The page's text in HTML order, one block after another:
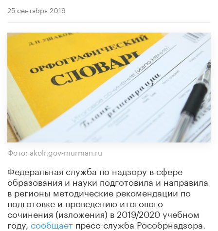
25 сентября 2019
Фото: akolr.gov-murman.ru
Федеральная служба по надзору в сфере
образования и науки подготовила и направила
в регионы методические рекомендации по
подготовке и проведению итогового
сочинения (изложения) в 2019/2020 учебном
году, сообщает пресс-служба Рособрнадзора.